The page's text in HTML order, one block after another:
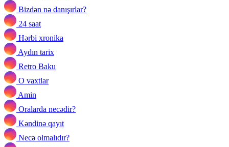
Bizdən nə danışırlar?
24 saat
Hərbi xronika
Aydın tarix
Retro Baku
O vaxtlar
Amin
Oralarda necədir?
Kəndinə qayıt
Necə olmalıdır?